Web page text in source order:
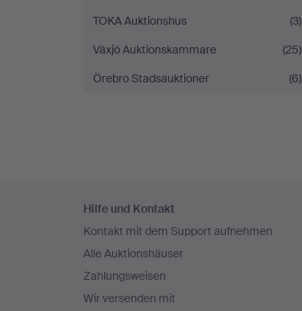
TOKA Auktionshus
(3)
Växjö Auktionskammare
(25)
Örebro Stadsauktioner
(6)
Navigation
Hilfe und Kontakt
Kontakt mit dem Support aufnehmen
Alle Auktionshäuser
Zahlungsweisen
Wir versenden mit